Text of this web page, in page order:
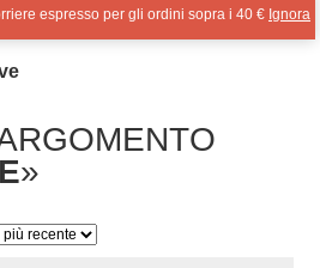
espresso per gli ordini sopra i 40 € Ignora
»